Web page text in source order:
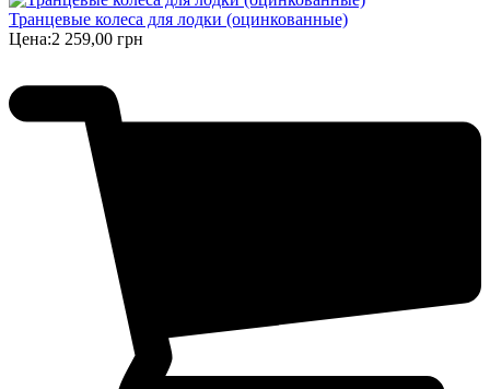
Транцевые колеса для лодки (оцинкованные)
Цена:2 259,00 грн